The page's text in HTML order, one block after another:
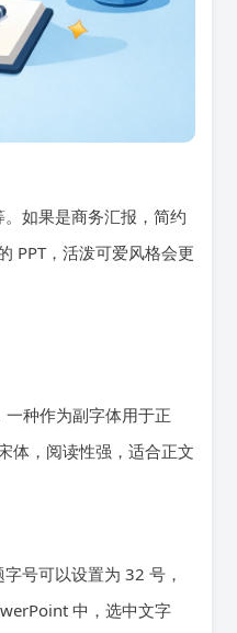
如果是商务汇报，简约
PPT，活泼可爱风格会更
种作为副字体用于正
体，阅读性强，适合正文
号可以设置为 32 号，
中，选中文字